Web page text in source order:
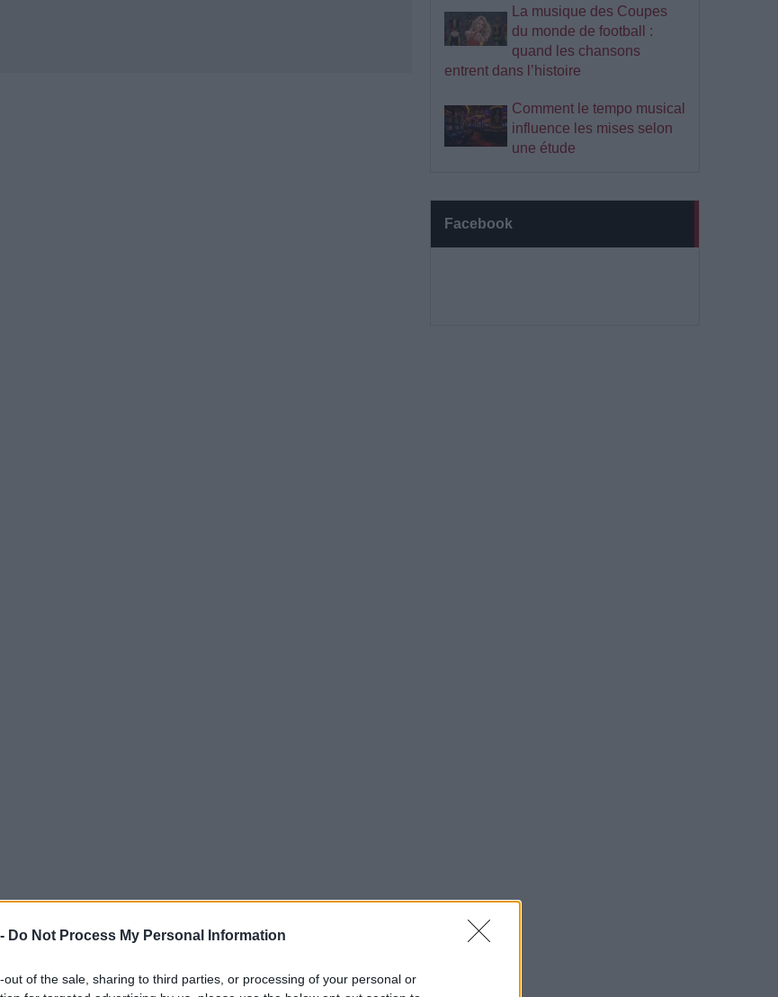
Do Not Process My Personal Information
out of the sale, sharing to third parties, or processing of your personal or
La musique des Coupes
du monde de football :
quand les chansons
entrent dans l’histoire
Comment le tempo musical
influence les mises selon
une étude
Facebook